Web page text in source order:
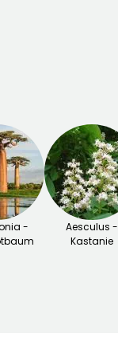
-
Aesculus -
Kastanie